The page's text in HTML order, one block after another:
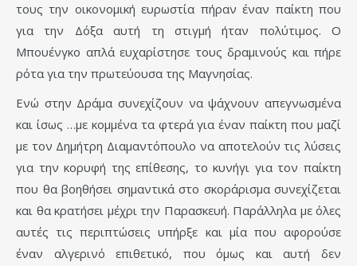
τους την οικονομική ευρωστία πήραν έναν παίκτη που
για την Δόξα αυτή τη στιγμή ήταν πολύτιμος. Ο
Μπουένγκο απλά ευχαρίστησε τους δραμινούς και πήρε
ρότα για την πρωτεύουσα της Μαγνησίας.
Ενώ στην Δράμα συνεχίζουν να ψάχνουν απεγνωσμένα
και ίσως …με κομμένα τα φτερά για έναν παίκτη που μαζί
με τον Δημήτρη Διαμαντόπουλο να αποτελούν τις λύσεις
για την κορυφή της επίθεσης, το κυνήγι για τον παίκτη
που θα βοηθήσει σημαντικά στο σκοράρισμα συνεχίζεται
και θα κρατήσει μέχρι την Παρασκευή. Παράλληλα με όλες
αυτές τις περιπτώσεις υπήρξε και μία που αφορούσε
έναν αλγερινό επιθετικό, που όμως και αυτή δεν